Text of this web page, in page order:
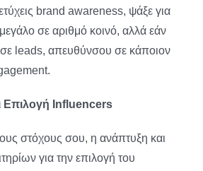
brand awareness, ψάξε για
σε αριθμό κοινό, αλλά εάν
σε leads, απευθύνσου σε κάποιον
Επιλογή Influencers
στόχους σου, η ανάπτυξη και
για την επιλογή του